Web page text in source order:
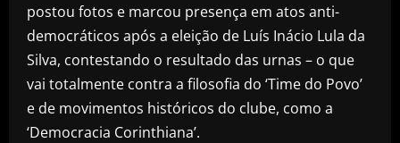
postou fotos e marcou presença em atos anti-
democráticos após a eleição de Luís Inácio Lula da
Silva, contestando o resultado das urnas – o que
vai totalmente contra a filosofia do ‘Time do Povo’
e de movimentos históricos do clube, como a
‘Democracia Corinthiana’.